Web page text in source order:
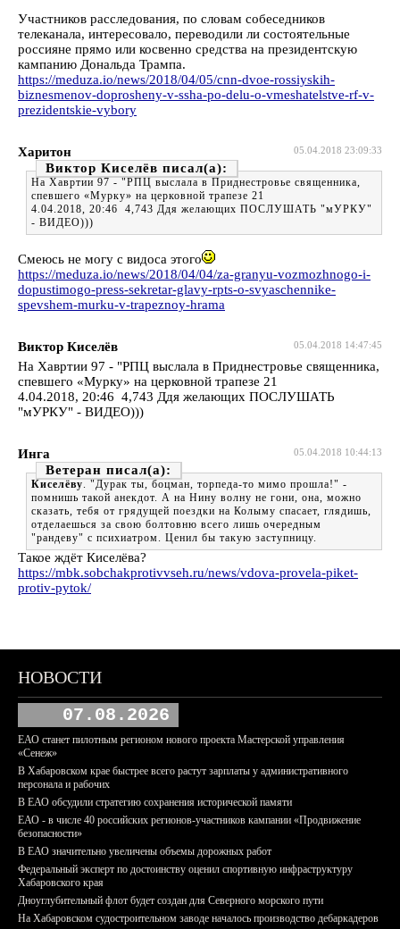
Участников расследования, по словам собеседников
телеканала, интересовало, переводили ли состоятельные
россияне прямо или косвенно средства на президентскую
кампанию Дональда Трампа.
https://meduza.io/news/2018/04/05/cnn-dvoe-rossiyskih-
biznesmenov-doprosheny-v-ssha-po-delu-o-vmeshatelstve-rf-v-
prezidentskie-vybory
05.04.2018 23:09:33
Харитон
Виктор Киселёв
На Хавртии 97 - "РПЦ выслала в Приднестровье священника,
спевшего «Мурку» на церковной трапезе 21
4.04.2018, 20:46 4,743 Ддя желающих ПОСЛУШАТЬ "мУРКУ"
- ВИДЕО)))
Смеюсь не могу с видоса этого
https://meduza.io/news/2018/04/04/za-granyu-vozmozhnogo-i-
dopustimogo-press-sekretar-glavy-rpts-o-svyaschennike-
spevshem-murku-v-trapeznoy-hrama
05.04.2018 14:47:45
Виктор Киселёв
На Хавртии 97 - "РПЦ выслала в Приднестровье священника,
спевшего «Мурку» на церковной трапезе 21
4.04.2018, 20:46 4,743 Ддя желающих ПОСЛУШАТЬ
"мУРКУ" - ВИДЕО)))
05.04.2018 10:44:13
Инга
Ветеран
Киселёву. "Дурак ты, боцман, торпеда-то мимо прошла!" -
помнишь такой анекдот. А на Нину волну не гони, она, можно
сказать, тебя от грядущей поездки на Колыму спасает, глядишь,
отделаешься за свою болтовню всего лишь очередным
"рандеву" с психиатром. Ценил бы такую заступницу.
Такое ждёт Киселёва?
https://mbk.sobchakprotivvseh.ru/news/vdova-provela-piket-
protiv-pytok/
НОВОСТИ
07.08.2026
ЕАО станет пилотным регионом нового проекта Мастерской управления
«Сенеж»
В Хабаровском крае быстрее всего растут зарплаты у административного
персонала и рабочих
В ЕАО обсудили стратегию сохранения исторической памяти
ЕАО - в числе 40 российских регионов-участников кампании «Продвижение
безопасности»
В ЕАО значительно увеличены объемы дорожных работ
Федеральный эксперт по достоинству оценил спортивную инфраструктуру
Хабаровского края
Дноуглубительный флот будет создан для Северного морского пути
На Хабаровском судостроительном заводе началось производство дебаркадеров